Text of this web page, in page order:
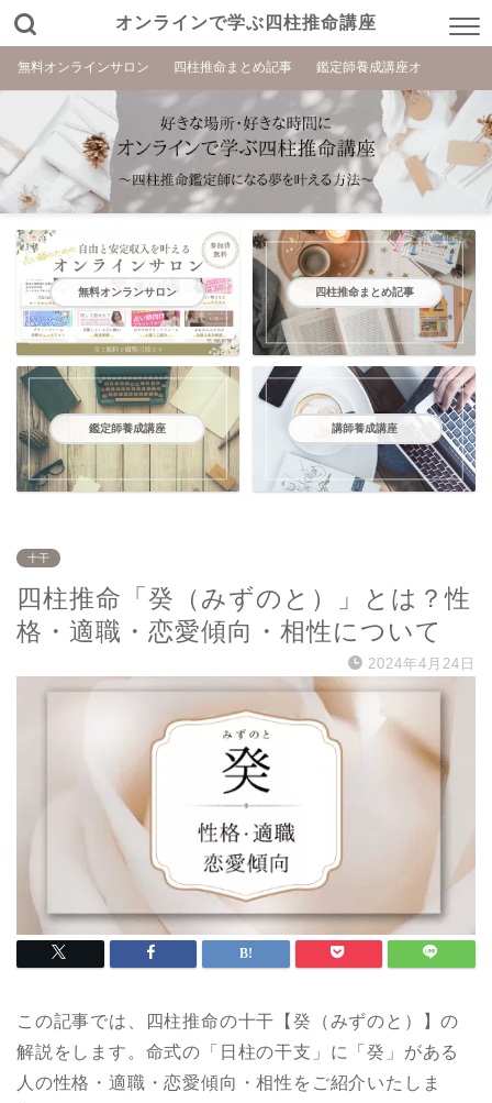
オンラインで学ぶ四柱推命講座
無料オンラインサロン 四柱推命まとめ記事 鑑定師養成講座オ
無料オンランサロン 四柱推命まとめ記事
鑑定師養成講座 講師養成講座
十干
四柱推命「癸（みずのと）」とは？性
格・適職・恋愛傾向・相性について
2024年4月24日
この記事では、四柱推命の十干【癸（みずのと）】の
解説をします。命式の「日柱の干支」に「癸」がある
人の性格・適職・恋愛傾向・相性をご紹介いたしま